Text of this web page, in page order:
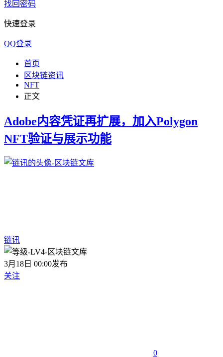
找回密码
快速登录
QQ登录
首页
区块链资讯
NFT
正文
Adobe内容凭证再扩展，加入Polygon
NFT验证与展示功能
链讯
3月18日 00:00发布
关注
0